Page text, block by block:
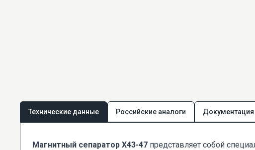
Технические данные Российские аналоги Документация
Магнитный сепаратор Х43-47 представляет собой